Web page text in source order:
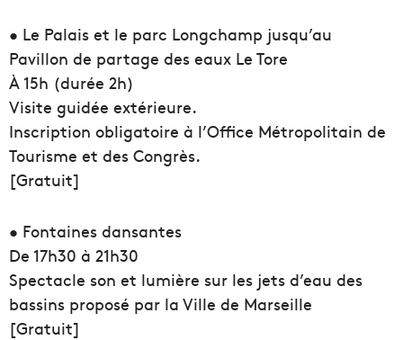
• Le Palais et le parc Longchamp jusqu’au
Pavillon de partage des eaux Le Tore
À 15h (durée 2h)
Visite guidée extérieure.
Inscription obligatoire à l’Office Métropolitain de
Tourisme et des Congrès.
[Gratuit]
• Fontaines dansantes
De 17h30 à 21h30
Spectacle son et lumière sur les jets d’eau des
bassins proposé par la Ville de Marseille
[Gratuit]